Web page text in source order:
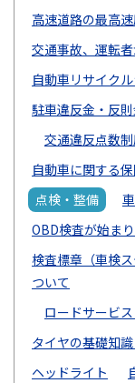
高速道路の最高
交通事故、運転
自動車リサイク
駐車違反金・反
交通違反点数
自動車に関する
点検・整備
OBD検査が始ま
検査標章（車検
ついて
ロードサービス
タイヤの基礎知
ヘッドライト